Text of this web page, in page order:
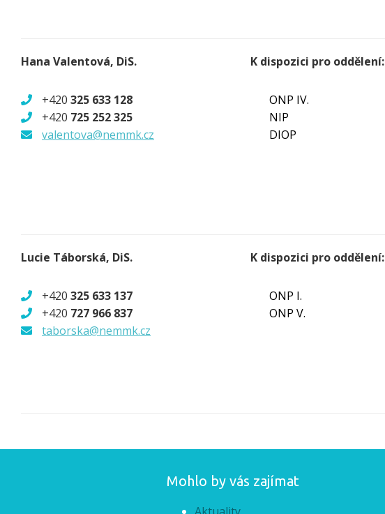
Hana Valentová, DiS.
+420 325 633 128
+420 725 252 325
valentova@nemmk.cz
K dispozici pro oddělení:
ONP IV.
NIP
DIOP
Lucie Táborská, DiS.
+420 325 633 137
+420 727 966 837
taborska@nemmk.cz
K dispozici pro oddělení:
ONP I.
ONP V.
Mohlo by vás zajímat
Aktuality